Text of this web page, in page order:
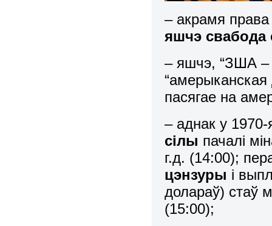
– акрамя права
яшчэ
– яшчэ, “ЗША –
“амерыканская
пасягае на
– аднак у
сілы пачалі
г.д. (14:00);
цэнзуры і
долараў) стаў
(15:00);